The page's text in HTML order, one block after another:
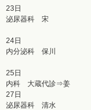
23日
泌尿器科 宋
24日
内分泌科 保川
25日
内科 大蔵代診⇒姜
27日
泌尿器科 清水